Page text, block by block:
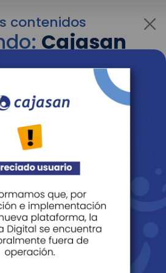
contenidos
Cajasan
de tu interés más
utilizar el menú